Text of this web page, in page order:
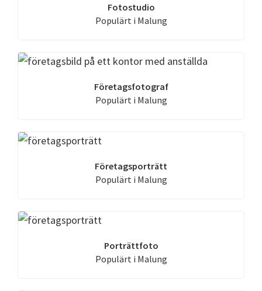
Fotostudio
Populärt i Malung
Företagsfotograf
Populärt i Malung
Företagsporträtt
Populärt i Malung
Porträttfoto
Populärt i Malung